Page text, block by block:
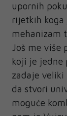
upornih
rijetkih koga
mehanizam
Još me više
koji je jedne
zadaje veliki
da stvori
moguće